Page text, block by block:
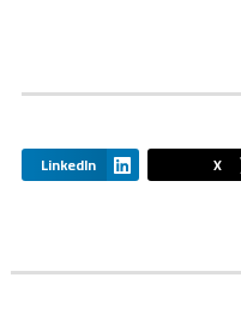
X
LinkedIn